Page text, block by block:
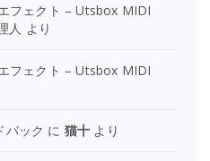
フェクト – Utsbox MIDI
人 より
フェクト – Utsbox MIDI
バック に 猫十 より